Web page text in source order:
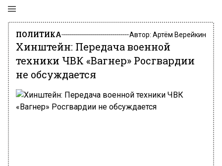
ПОЛИТИКА Автор: Артём Верейкин
Хинштейн: Передача военной
техники ЧВК «Вагнер» Росгвардии
не обсуждается